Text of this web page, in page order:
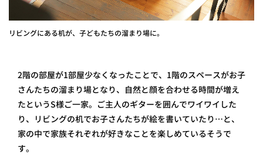
リビングにある机が、子どもたちの溜まり場に。
2階の部屋が1部屋少なくなったことで、1階のスペースがお子
さんたちの溜まり場となり、自然と顔を合わせる時間が増え
たというS様ご一家。ご主人のギターを囲んでワイワイした
り、リビングの机でお子さんたちが絵を書いていたり…と、
家の中で家族それぞれが好きなことを楽しめているそうで
す。